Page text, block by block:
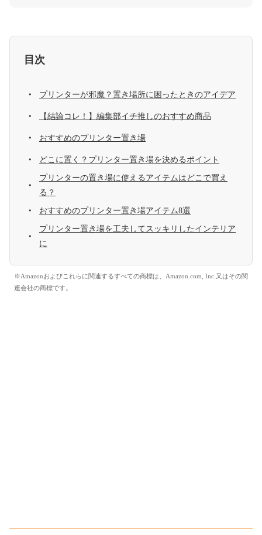
目次
プリンターが邪魔？置き場所に困ったときのアイデア
【結論コレ！】編集部イチ推しのおすすめ商品
おすすめのプリンター置き場
どこに置く？プリンター置き場を決めるポイント
プリンターの置き場に使えるアイテムはどこで買え
る？
おすすめのプリンター置き場アイテム8選
プリンター置き場を工夫してスッキリしたインテリア
に
※Amazonおよびこれらに関連するすべての商標は、Amazon.com, Inc.又はその関
連会社の商標です。